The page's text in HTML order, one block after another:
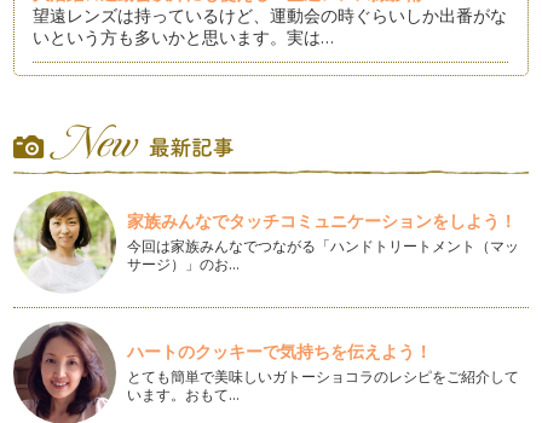
望遠レンズは持っているけど、運動会の時ぐらいしか出番がな
いという方も多いかと思います。実は…
やショッピングセンターでも…
こどもと一緒にカメラで作品作りをしてみよう！
子どもたちのアイデアは、発想力が豊かでとても面白いで
す。 …
お出かけ先でスッキリとした写真を撮りたい！そんな時は！？
人気のスポットなどお出かけする時には、写真を撮ると人が沢
山入り込んでごちゃごちゃした感じの…
カメラを持ってこどもと一緒に☆春のお散歩写真！
ぽかぽか陽気、お散歩が楽しい季節です。 是非子どもたちに
もカメラを持たせて一緒にカ…
家族みんなでタッチコミュニケーションをしよう！
今回は家族みんなでつながる「ハンドトリートメント（マッ
サージ）」のお…
ハートのクッキーで気持ちを伝えよう！
とても簡単で美味しいガトーショコラのレシピをご紹介して
います。おもて…